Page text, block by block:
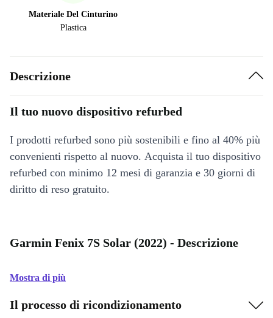
Materiale Del Cinturino
Plastica
Descrizione
Il tuo nuovo dispositivo refurbed
I prodotti refurbed sono più sostenibili e fino al 40% più
convenienti rispetto al nuovo. Acquista il tuo dispositivo
refurbed con minimo 12 mesi di garanzia e 30 giorni di
diritto di reso gratuito.
Garmin Fenix 7S Solar (2022) - Descrizione
Mostra di più
Il processo di ricondizionamento